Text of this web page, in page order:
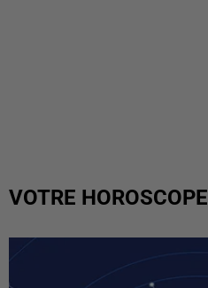
VOTRE HOROSCOPE